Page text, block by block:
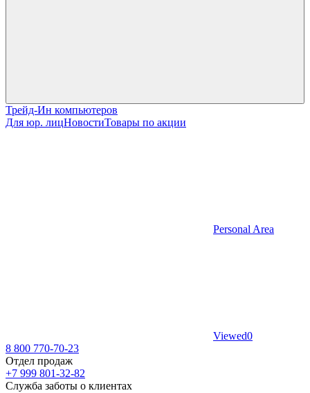
Трейд-Ин компьютеров
Для юр. лицНовостиТовары по акции
Personal Area
Viewed0
8 800 770-70-23
Отдел продаж
+7 999 801-32-82
Служба заботы о клиентах